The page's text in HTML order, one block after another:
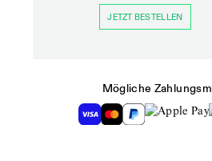
JETZT BESTELLEN
Mögliche